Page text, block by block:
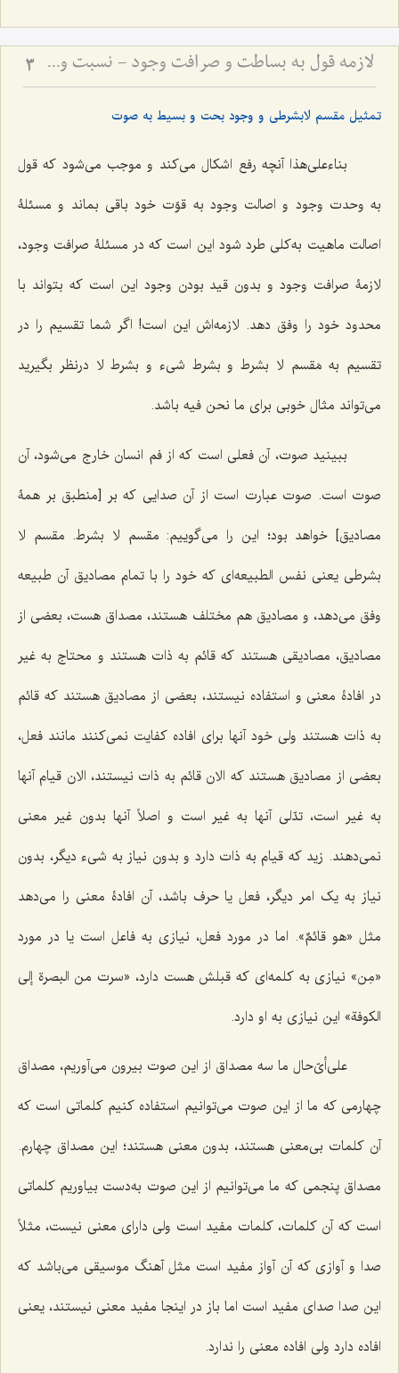
لازمه قول به بساطت و صرافت وجود - نسبت وجود بسیط با تعینات و عالم کثرت 3
تمثیل مقسم لابشرطی و وجود بحت و بسیط به صوت
بناءعلى‌هذا آنچه رفع اشکال مى‌کند و موجب مى‌شود که قول
به وحدت وجود و اصالت وجود به قوّت خود باقى بماند و مسئلۀ
اصالت ماهیت به‌کلی طرد شود این است که در مسئلۀ صرافت وجود،
لازمۀ صرافت وجود و بدون قید بودن وجود این است که بتواند با
محدود خود را وفق دهد. لازمه‌اش این است! اگر شما تقسیم را در
تقسیم به مَقسم لا بشرط و بشرط شىء و بشرط لا درنظر بگیرید
مى‌تواند مثال خوبى براى ما نحن فیه باشد.
ببینید صوت، آن فعلى است که از فم انسان خارج مى‌شود، آن
صوت است. صوت عبارت است از آن صدایى که بر [منطبق بر همۀ
مصادیق] خواهد بود؛ این را می‌گوییم: مقسم لا بشرط. مقسم لا
بشرطى یعنى نفس الطبیعه‌ای که خود را با تمام مصادیق آن طبیعه
وفق می‌دهد، و مصادیق هم مختلف هستند، مصداق هست، بعضى از
مصادیق، مصادیقى هستند که قائم به ذات هستند و محتاج به غیر
در افادۀ معنی و استفاده نیستند، بعضى از مصادیق هستند که قائم
به ذات هستند ولى خود آنها براى افاده کفایت نمى‌کنند مانند فعل،
بعضى از مصادیق هستند که الان قائم به ذات نیستند، الان قیام آنها
به غیر است، تدّلى آنها به غیر است و اصلاً آنها بدون غیر معنی
نمى‌دهند. زید که قیام به ذات دارد و بدون نیاز به شى‌ء دیگر، بدون
نیاز به یک امر دیگر، فعل یا حرف باشد، آن افادۀ معنی را می‌دهد
مثل «هو قائمٌ». اما در مورد فعل، نیازى به فاعل است یا در مورد
«مِن» نیازى به کلمه‌اى که قبلش هست دارد، «سرت من البصرة إلى
الکوفة» این نیازى به او دارد.
على‌أىّ‌حال ما سه مصداق از این صوت بیرون مى‌آوریم، مصداق
چهارمى که ما از این صوت می‌توانیم استفاده کنیم کلماتى است که
آن کلمات بى‌معنی هستند، بدون معنی هستند؛ این مصداق چهارم.
مصداق پنجمى که ما می‌توانیم از این صوت به‌دست بیاوریم کلماتى
است که آن کلمات، کلمات مفید است ولى داراى معنی نیست، مثلاً
صدا و آوازى که آن‌ آواز مفید است مثل آهنگ موسیقى مى‌باشد که
این صدا صداى مفید است اما باز در اینجا مفید معنی نیستند، یعنى
افاده دارد ولى افاده معنی را ندارد.